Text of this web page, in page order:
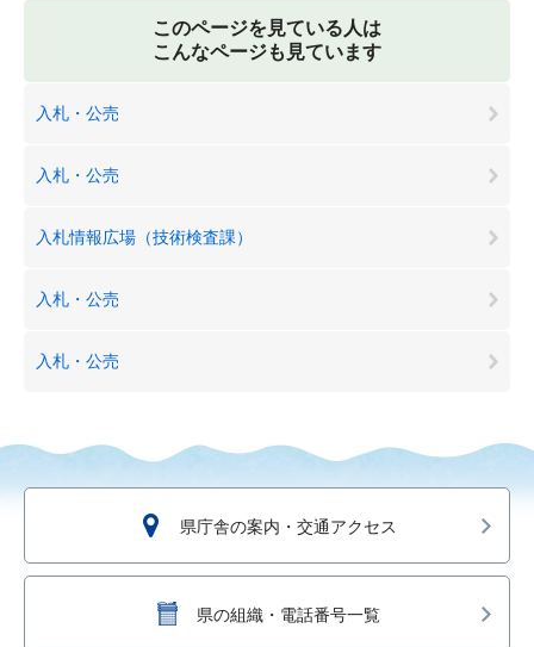
このページを見ている人は
こんなページも見ています
入札・公売
入札・公売
入札情報広場（技術検査課）
入札・公売
入札・公売
県庁舎の案内・交通アクセス
県の組織・電話番号一覧